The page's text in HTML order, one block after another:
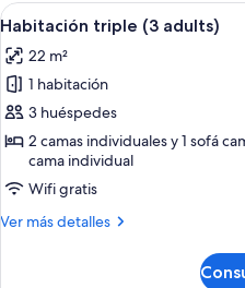
Abrir
todas
las
fotos
de
Habitación
triple
(3
adults)
5
Habitación triple (3 adults)
22 m²
1 habitación
3 huéspedes
2 camas individuales y 1 sofá
cama individual
Wifi gratis
Ver más detalles
Más